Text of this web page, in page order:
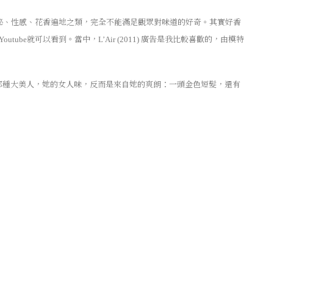
性感、花香遍地之類，完全不能滿足觀眾對味道的好奇。其實好香
就可以看到。當中， L’Air (2011) 廣告是我比較喜歡的，由模特
大美人，她的女人味，反而是來自她的爽朗：一頭金色短髮，還有